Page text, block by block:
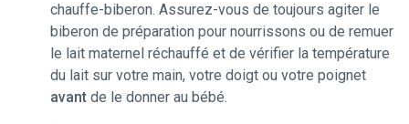
chauffe-biberon. Assurez-vous de toujours agiter le
biberon de préparation pour nourrissons ou de remuer
le lait maternel réchauffé et de vérifier la température
du lait sur votre main, votre doigt ou votre poignet
avant de le donner au bébé.